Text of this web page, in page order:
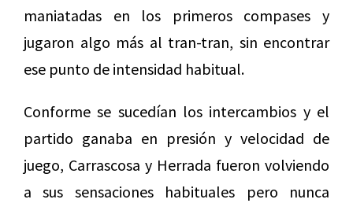
maniatadas en los primeros compases y
jugaron algo más al tran-tran, sin encontrar
ese punto de intensidad habitual.
Conforme se sucedían los intercambios y el
partido ganaba en presión y velocidad de
juego, Carrascosa y Herrada fueron volviendo
a sus sensaciones habituales pero nunca